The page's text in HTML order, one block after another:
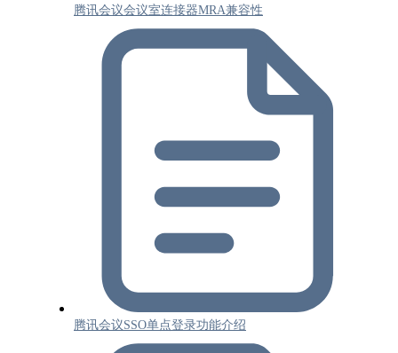
腾讯会议会议室连接器MRA兼容性
腾讯会议SSO单点登录功能介绍